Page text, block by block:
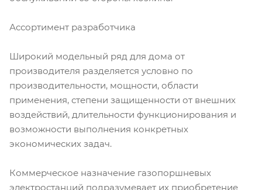
Ассортимент разработчика
Широкий модельный ряд для дома от
производителя разделяется условно по
производительности, мощности, области
применения, степени защищенности от внешних
воздействий, длительности функционирования и
возможности выполнения конкретных
экономических задач.
Коммерческое назначение газопоршневых
электростанций подразумевает их приобретение